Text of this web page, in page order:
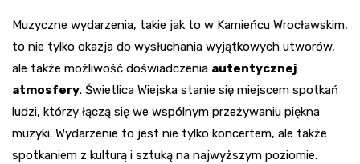
Muzyczne wydarzenia, takie jak to w Kamieńcu Wrocławskim,
to nie tylko okazja do wysłuchania wyjątkowych utworów,
ale także możliwość doświadczenia autentycznej
atmosfery. Świetlica Wiejska stanie się miejscem spotkań
ludzi, którzy łączą się we wspólnym przeżywaniu piękna
muzyki. Wydarzenie to jest nie tylko koncertem, ale także
spotkaniem z kulturą i sztuką na najwyższym poziomie.